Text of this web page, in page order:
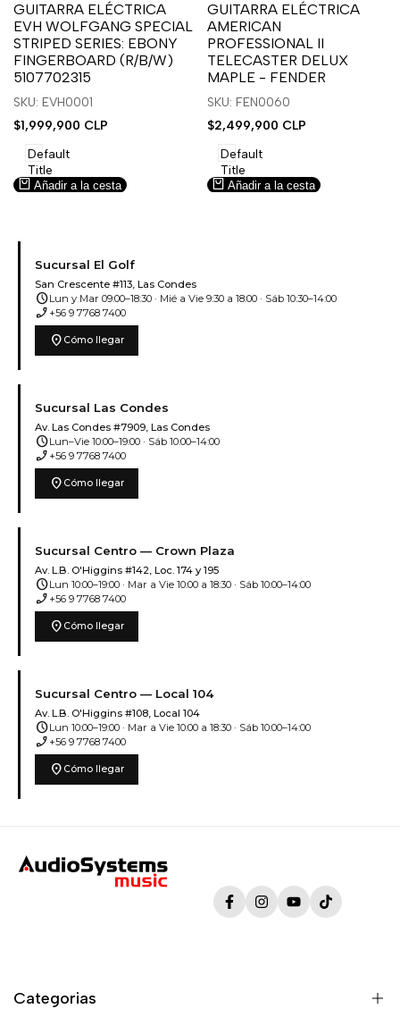
para
usar
la
lista
deseos.
para
usar
Compare
GUITARRA ELÉCTRICA
EVH WOLFGANG SPECIAL
STRIPED SERIES: EBONY
FINGERBOARD (R/B/W)
5107702315
SKU: EVH0001
Precio
venta
$1,999,900 CLP
Default
Title
Añadir a la cesta
para
usar
la
lista
deseos.
para
usar
Compare
GUITARRA ELÉCTRICA
AMERICAN
PROFESSIONAL II
TELECASTER DELUX
MAPLE - FENDER
SKU: FEN0060
Precio
venta
$2,499,900 CLP
Default
Title
Añadir a la cesta
Sucursal El Golf
San Crescente #113, Las Condes
scheduleLun y Mar 09:00–18:30 · Mié a Vie 9:30 a 18:00 · Sáb 10:30–14:00
phone_enabled +56 9 7768 7400
location_on Cómo llegar
Sucursal Las Condes
Av. Las Condes #7909, Las Condes
scheduleLun–Vie 10:00–19:00 · Sáb 10:00–14:00
phone_enabled +56 9 7768 7400
location_on Cómo llegar
Sucursal Centro — Crown Plaza
Av. L.B. O'Higgins #142, Loc. 174 y 195
scheduleLun 10:00–19:00 · Mar a Vie 10:00 a 18:30 · Sáb 10:00–14:00
phone_enabled +56 9 7768 7400
location_on Cómo llegar
Sucursal Centro — Local 104
Av. L.B. O'Higgins #108, Local 104
scheduleLun 10:00–19:00 · Mar a Vie 10:00 a 18:30 · Sáb 10:00–14:00
phone_enabled +56 9 7768 7400
location_on Cómo llegar
FacebookInstagramYouTubeTikTok
Categorias